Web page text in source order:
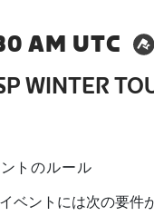
AM UTC
WINTER
トのルール
ベントには次の要件